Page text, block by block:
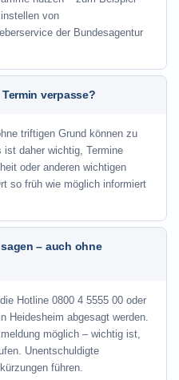
von
der Bundesagentur
verpasse?
triftigen Grund können zu
ist daher wichtig, Termine
oder anderen wichtigen
so früh wie möglich informiert
– auch ohne
Hotline 0800 4 5555 00 oder
Heidesheim abgesagt werden.
möglich – wichtig ist,
Unentschuldigte
führen.